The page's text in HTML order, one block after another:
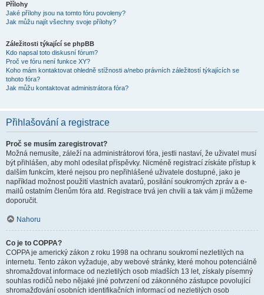
Přílohy
Jaké přílohy jsou na tomto fóru povoleny?
Jak můžu najít všechny svoje přílohy?
Záležitosti týkající se phpBB
Kdo napsal toto diskusní fórum?
Proč ve fóru není funkce XY?
Koho mám kontaktovat ohledně stížnosti a/nebo právních záležitostí týkajících se
tohoto fóra?
Jak můžu kontaktovat administrátora fóra?
Přihlašování a registrace
Proč se musím zaregistrovat?
Možná nemusíte, záleží na administrátorovi fóra, jestli nastaví, že uživatel musí
být přihlášen, aby mohl odesílat příspěvky. Nicméně registrací získáte přístup k
dalším funkcím, které nejsou pro nepřihlášené uživatele dostupné, jako je
například možnost použití vlastních avatarů, posílání soukromých zpráv a e-
mailů ostatním členům fóra atd. Registrace trvá jen chvíli a tak vám ji můžeme
doporučit.
Nahoru
Co je to COPPA?
COPPA je americký zákon z roku 1998 na ochranu soukromí nezletilých na
internetu. Tento zákon vyžaduje, aby webové stránky, které mohou potenciálně
shromažďovat informace od nezletilých osob mladších 13 let, získaly písemný
souhlas rodičů nebo nějaké jiné potvrzení od zákonného zástupce povolující
shromažďování osobních identifikačních informací od nezletilých osob